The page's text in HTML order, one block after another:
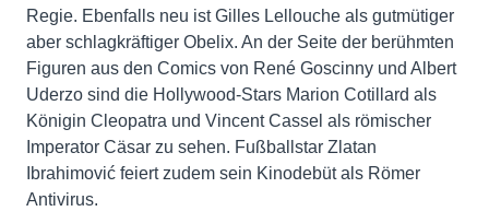
Regie. Ebenfalls neu ist Gilles Lellouche als gutmütiger
aber schlagkräftiger Obelix. An der Seite der berühmten
Figuren aus den Comics von René Goscinny und Albert
Uderzo sind die Hollywood-Stars Marion Cotillard als
Königin Cleopatra und Vincent Cassel als römischer
Imperator Cäsar zu sehen. Fußballstar Zlatan
Ibrahimović feiert zudem sein Kinodebüt als Römer
Antivirus.